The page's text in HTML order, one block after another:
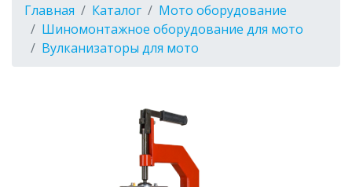
Главная Каталог
Мото оборудование
Шиномонтажное оборудование для мото
Вулканизаторы для мото